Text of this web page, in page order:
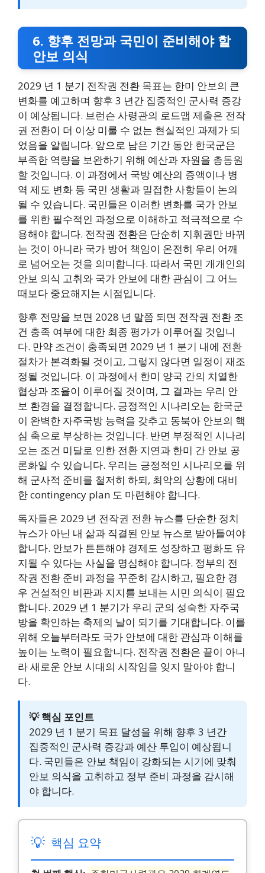
6. 향후 전망과 국민이 준비해야 할
안보 의식
2029 년 1 분기 전작권 전환 목표는 한미 안보의 큰
변화를 예고하며 향후 3 년간 집중적인 군사력 증강
이 예상됩니다. 브런슨 사령관의 로드맵 제출은 전작
권 전환이 더 이상 미룰 수 없는 현실적인 과제가 되
었음을 알립니다. 앞으로 남은 기간 동안 한국군은
부족한 역량을 보완하기 위해 예산과 자원을 총동원
할 것입니다. 이 과정에서 국방 예산의 증액이나 병
역 제도 변화 등 국민 생활과 밀접한 사항들이 논의
될 수 있습니다. 국민들은 이러한 변화를 국가 안보
를 위한 필수적인 과정으로 이해하고 적극적으로 수
용해야 합니다. 전작권 전환은 단순히 지휘권만 바뀌
는 것이 아니라 국가 방어 책임이 온전히 우리 어깨
로 넘어오는 것을 의미합니다. 따라서 국민 개개인의
안보 의식 고취와 국가 안보에 대한 관심이 그 어느
때보다 중요해지는 시점입니다.
향후 전망을 보면 2028 년 말쯤 되면 전작권 전환 조
건 충족 여부에 대한 최종 평가가 이루어질 것입니
다. 만약 조건이 충족되면 2029 년 1 분기 내에 전환
절차가 본격화될 것이고, 그렇지 않다면 일정이 재조
정될 것입니다. 이 과정에서 한미 양국 간의 치열한
협상과 조율이 이루어질 것이며, 그 결과는 우리 안
보 환경을 결정합니다. 긍정적인 시나리오는 한국군
이 완벽한 자주국방 능력을 갖추고 동북아 안보의 핵
심 축으로 부상하는 것입니다. 반면 부정적인 시나리
오는 조건 미달로 인한 전환 지연과 한미 간 안보 공
론화일 수 있습니다. 우리는 긍정적인 시나리오를 위
해 군사적 준비를 철저히 하되, 최악의 상황에 대비
한 contingency plan 도 마련해야 합니다.
독자들은 2029 년 전작권 전환 뉴스를 단순한 정치
뉴스가 아닌 내 삶과 직결된 안보 뉴스로 받아들여야
합니다. 안보가 튼튼해야 경제도 성장하고 평화도 유
지될 수 있다는 사실을 명심해야 합니다. 정부의 전
작권 전환 준비 과정을 꾸준히 감시하고, 필요한 경
우 건설적인 비판과 지지를 보내는 시민 의식이 필요
합니다. 2029 년 1 분기가 우리 군의 성숙한 자주국
방을 확인하는 축제의 날이 되기를 기대합니다. 이를
위해 오늘부터라도 국가 안보에 대한 관심과 이해를
높이는 노력이 필요합니다. 전작권 전환은 끝이 아니
라 새로운 안보 시대의 시작임을 잊지 말아야 합니
다.
💡 핵심 포인트
2029 년 1 분기 목표 달성을 위해 향후 3 년간
집중적인 군사력 증강과 예산 투입이 예상됩니
다. 국민들은 안보 책임이 강화되는 시기에 맞춰
안보 의식을 고취하고 정부 준비 과정을 감시해
야 합니다.
💡 핵심 요약